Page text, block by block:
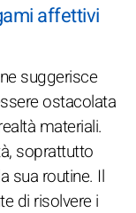
affettivi
suggerisce
ostacolata
materiali.
soprattutto
sua routine. Il
di risolvere i